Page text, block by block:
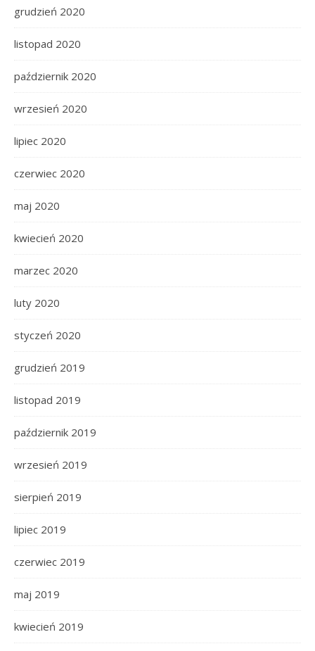
grudzień 2020
listopad 2020
październik 2020
wrzesień 2020
lipiec 2020
czerwiec 2020
maj 2020
kwiecień 2020
marzec 2020
luty 2020
styczeń 2020
grudzień 2019
listopad 2019
październik 2019
wrzesień 2019
sierpień 2019
lipiec 2019
czerwiec 2019
maj 2019
kwiecień 2019